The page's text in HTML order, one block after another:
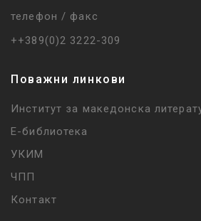
телефон / факс
++389(0)2 3222-309
Поважни линкови
Институт за македонска
Е-библиотека
УКИМ
ЧПП
Контакт